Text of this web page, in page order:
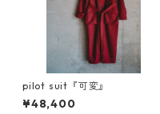
pilot suit『可変』
¥48,400